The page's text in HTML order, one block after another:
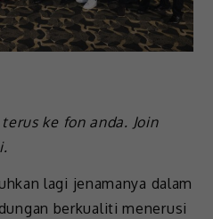
ke fon anda. Join
lagi jenamanya dalam
berkualiti menerusi